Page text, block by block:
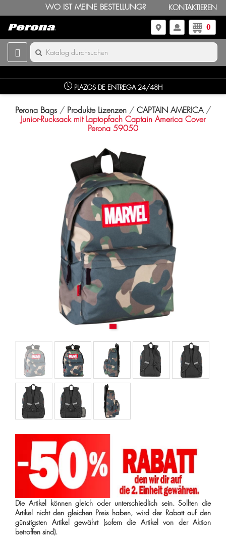
WO IST MEINE BESTELLUNG? KONTAKTIEREN
0
PLAZOS DE ENTREGA 24/48H
Perona Bags Produkte Lizenzen
CAPTAIN AMERICA
Junior-Rucksack mit Laptopfach Captain America Cover
Perona 59050
Die Artikel können gleich oder unterschiedlich sein. Sollten die
Artikel nicht den gleichen Preis haben, wird der Rabatt auf den
günstigsten Artikel gewährt (sofern die Artikel von der Aktion
betroffen sind).